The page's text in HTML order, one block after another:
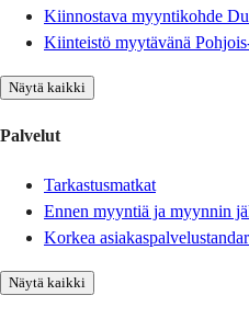
Kiinnostava myyntikohde
Kiinteistö myytävänä
Näytä kaikki
Palvelut
Tarkastusmatkat
Ennen myyntiä ja myynnin
Korkea
Näytä kaikki